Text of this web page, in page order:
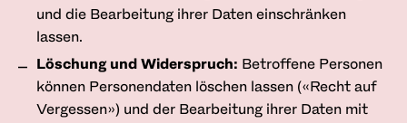
und die Bearbeitung ihrer Daten einschränken
lassen.
Löschung und Widerspruch: Betroffene Personen
können Personendaten löschen lassen («Recht auf
Vergessen») und der Bearbeitung ihrer Daten mit